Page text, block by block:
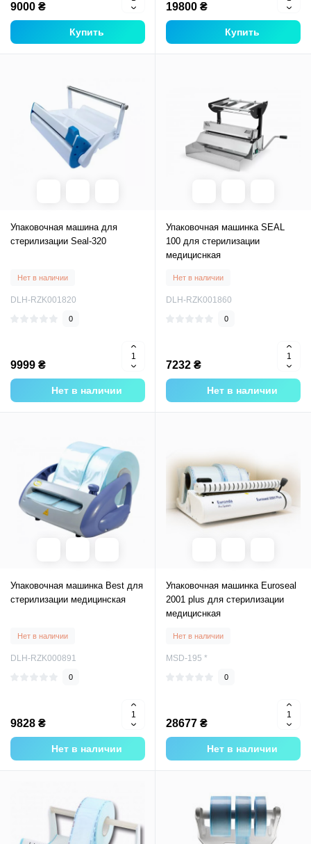
9000 ₴
Купить
19800 ₴
Купить
Упаковочная машина для
стерилизации Seal-320
Нет в наличии
DLH-RZK001820
0
9999 ₴
Нет в наличии
Упаковочная машинка SEAL
100 для стерилизации
медициснкая
Нет в наличии
DLH-RZK001860
0
7232 ₴
Нет в наличии
Упаковочная машинка Best для
стерилизации медицинская
Нет в наличии
DLH-RZK000891
0
9828 ₴
Нет в наличии
Упаковочная машинка Euroseal
2001 plus для стерилизации
медициснкая
Нет в наличии
MSD-195 *
0
28677 ₴
Нет в наличии